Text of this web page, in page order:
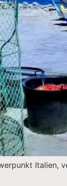
Italien,